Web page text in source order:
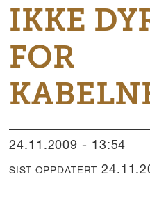
IKKE
FOR
24.11.2009 - 13:54
SIST OPPDATERT